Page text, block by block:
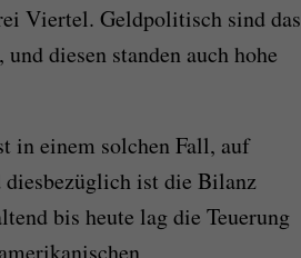
Viertel. Geldpolitisch sind das
diesen standen auch hohe
in einem solchen Fall, auf
ist die Bilanz
bis heute lag die Teuerung